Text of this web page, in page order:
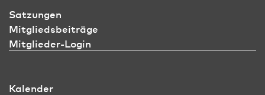
Satzungen
Mitgliedsbeiträge
Mitglieder-Login
Kalender